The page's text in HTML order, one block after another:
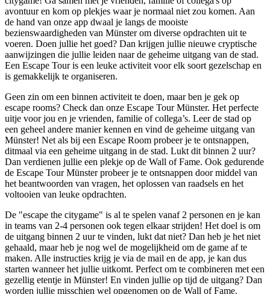
avontuur en kom op plekjes waar je normaal niet zou komen. Aan
de hand van onze app dwaal je langs de mooiste
bezienswaardigheden van Münster om diverse opdrachten uit te
voeren. Doen jullie het goed? Dan krijgen jullie nieuwe cryptische
aanwijzingen die jullie leiden naar de geheime uitgang van de stad.
Een Escape Tour is een leuke activiteit voor elk soort gezelschap en
is gemakkelijk te organiseren.
Geen zin om een binnen activiteit te doen, maar ben je gek op
escape rooms? Check dan onze Escape Tour Münster. Het perfecte
uitje voor jou en je vrienden, familie of collega’s. Leer de stad op
een geheel andere manier kennen en vind de geheime uitgang van
Münster! Net als bij een Escape Room probeer je te ontsnappen,
ditmaal via een geheime uitgang in de stad. Lukt dit binnen 2 uur?
Dan verdienen jullie een plekje op de Wall of Fame. Ook gedurende
de Escape Tour Münster probeer je te ontsnappen door middel van
het beantwoorden van vragen, het oplossen van raadsels en het
voltooien van leuke opdrachten.
De "escape the citygame" is al te spelen vanaf 2 personen en je kan
in teams van 2-4 personen ook tegen elkaar strijden! Het doel is om
de uitgang binnen 2 uur te vinden, lukt dat niet? Dan heb je het niet
gehaald, maar heb je nog wel de mogelijkheid om de game af te
maken. Alle instructies krijg je via de mail en de app, je kan dus
starten wanneer het jullie uitkomt. Perfect om te combineren met een
gezellig etentje in Münster! En vinden jullie op tijd de uitgang? Dan
worden jullie misschien wel opgenomen op de Wall of Fame.